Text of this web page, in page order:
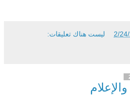
2/ ليست هناك تعليقات: